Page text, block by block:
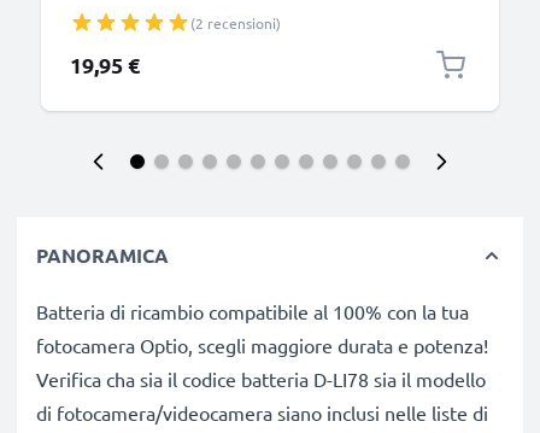
(2 recensioni)
19,95 €
PANORAMICA
Batteria di ricambio compatibile al 100% con la tua
fotocamera Optio, scegli maggiore durata e potenza!
Verifica cha sia il codice batteria D-LI78 sia il modello
di fotocamera/videocamera siano inclusi nelle liste di